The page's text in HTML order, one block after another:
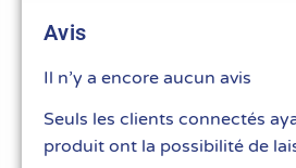
Avis
Il n’y a encore aucun avis
Seuls les clients connectés
produit ont la possibilité de